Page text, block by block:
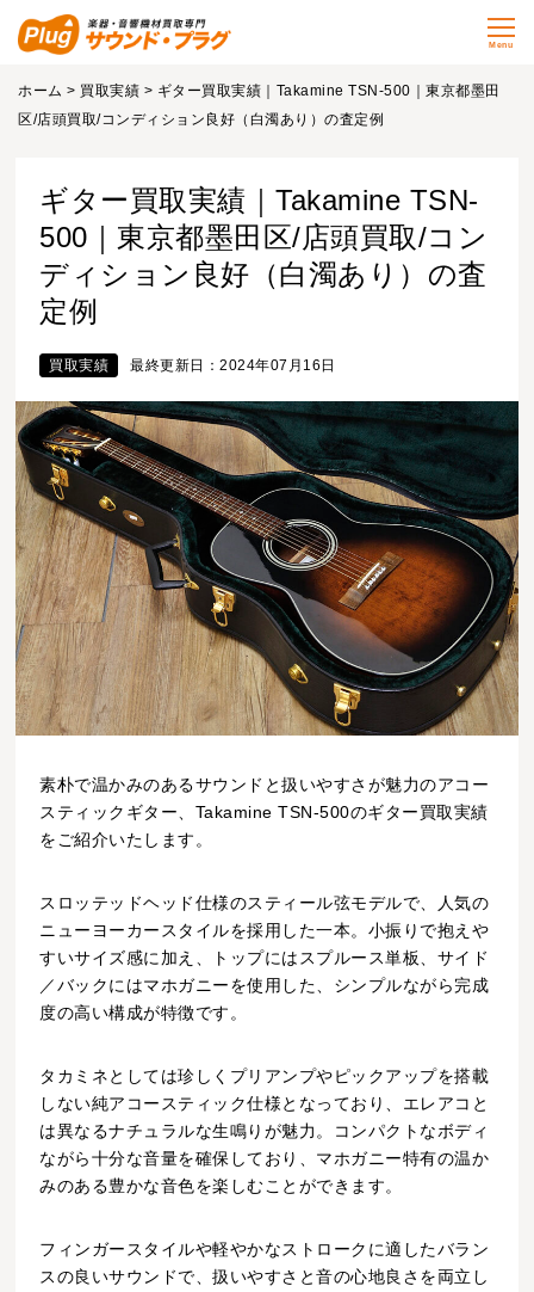
Menu
ホーム > 買取実績 > ギター買取実績｜Takamine TSN-500｜東京都墨田
区/店頭買取/コンディション良好（白濁あり）の査定例
ギター買取実績｜Takamine TSN-
500｜東京都墨田区/店頭買取/コン
ディション良好（白濁あり）の査
定例
買取実績 最終更新日：2024年07月16日
素朴で温かみのあるサウンドと扱いやすさが魅力のアコー
スティックギター、Takamine TSN-500のギター買取実績
をご紹介いたします。
スロッテッドヘッド仕様のスティール弦モデルで、人気の
ニューヨーカースタイルを採用した一本。小振りで抱えや
すいサイズ感に加え、トップにはスプルース単板、サイド
／バックにはマホガニーを使用した、シンプルながら完成
度の高い構成が特徴です。
タカミネとしては珍しくプリアンプやピックアップを搭載
しない純アコースティック仕様となっており、エレアコと
は異なるナチュラルな生鳴りが魅力。コンパクトなボディ
ながら十分な音量を確保しており、マホガニー特有の温か
みのある豊かな音色を楽しむことができます。
フィンガースタイルや軽やかなストロークに適したバラン
スの良いサウンドで、扱いやすさと音の心地良さを両立し